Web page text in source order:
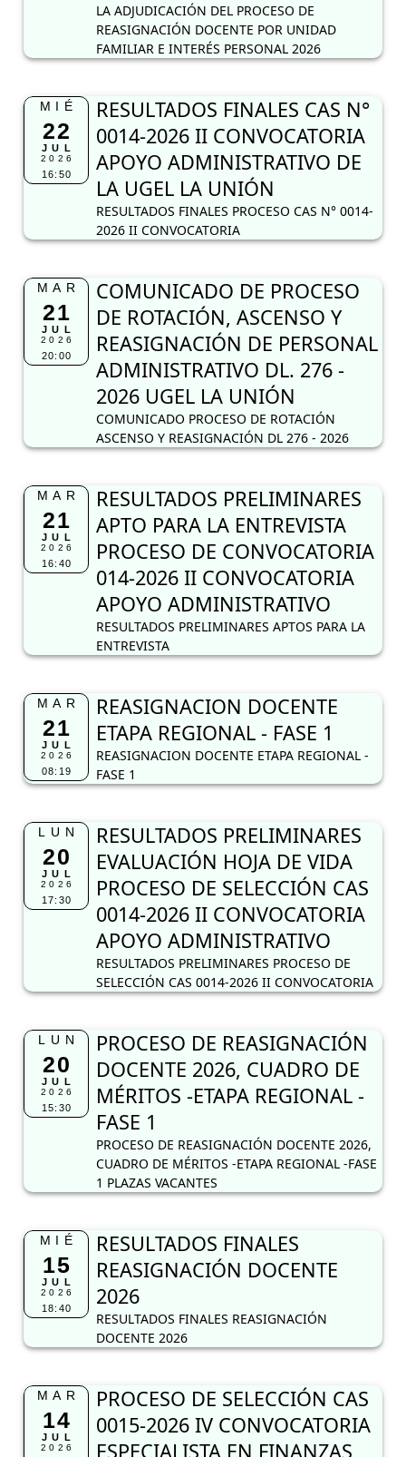
LA ADJUDICACIÓN DEL PROCESO DE
REASIGNACIÓN DOCENTE POR UNIDAD
FAMILIAR E INTERÉS PERSONAL 2026
MIÉ
22
JUL
2026
16:50
RESULTADOS FINALES CAS N°
0014-2026 II CONVOCATORIA
APOYO ADMINISTRATIVO DE
LA UGEL LA UNIÓN
RESULTADOS FINALES PROCESO CAS N° 0014-
2026 II CONVOCATORIA
MAR
21
JUL
2026
20:00
COMUNICADO DE PROCESO
DE ROTACIÓN, ASCENSO Y
REASIGNACIÓN DE PERSONAL
ADMINISTRATIVO DL. 276 -
2026 UGEL LA UNIÓN
COMUNICADO PROCESO DE ROTACIÓN
ASCENSO Y REASIGNACIÓN DL 276 - 2026
MAR
21
JUL
2026
16:40
RESULTADOS PRELIMINARES
APTO PARA LA ENTREVISTA
PROCESO DE CONVOCATORIA
014-2026 II CONVOCATORIA
APOYO ADMINISTRATIVO
RESULTADOS PRELIMINARES APTOS PARA LA
ENTREVISTA
MAR
21
JUL
2026
08:19
REASIGNACION DOCENTE
ETAPA REGIONAL - FASE 1
REASIGNACION DOCENTE ETAPA REGIONAL -
FASE 1
LUN
20
JUL
2026
17:30
RESULTADOS PRELIMINARES
EVALUACIÓN HOJA DE VIDA
PROCESO DE SELECCIÓN CAS
0014-2026 II CONVOCATORIA
APOYO ADMINISTRATIVO
RESULTADOS PRELIMINARES PROCESO DE
SELECCIÓN CAS 0014-2026 II CONVOCATORIA
LUN
20
JUL
2026
15:30
PROCESO DE REASIGNACIÓN
DOCENTE 2026, CUADRO DE
MÉRITOS -ETAPA REGIONAL -
FASE 1
PROCESO DE REASIGNACIÓN DOCENTE 2026,
CUADRO DE MÉRITOS -ETAPA REGIONAL -FASE
1 PLAZAS VACANTES
MIÉ
15
JUL
2026
18:40
RESULTADOS FINALES
REASIGNACIÓN DOCENTE
2026
RESULTADOS FINALES REASIGNACIÓN
DOCENTE 2026
MAR
14
JUL
2026
PROCESO DE SELECCIÓN CAS
0015-2026 IV CONVOCATORIA
ESPECIALISTA EN FINANZAS